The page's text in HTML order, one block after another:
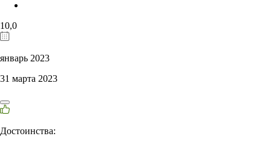
10,0
январь 2023
31 марта 2023
Достоинства: